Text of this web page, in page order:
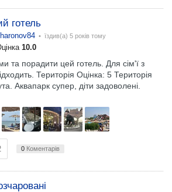
готель
• їздив(а) 5 років тому
10.0
та порадити цей готель. Для сім'ї з
Територія Оцінка: 5 Територія
Аквапарк супер, діти задоволені.
0 Коментарів